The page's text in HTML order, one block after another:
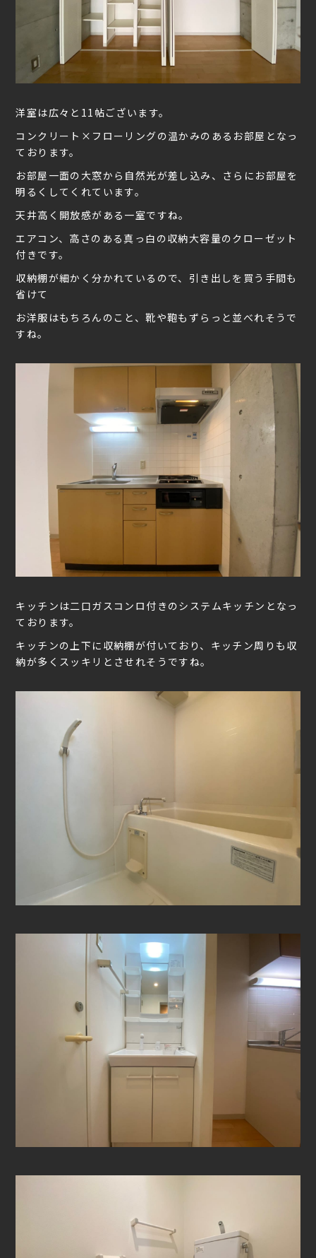
洋室は広々と11帖ございます。
コンクリート×フローリングの温かみのあるお部屋となっ
ております。
お部屋一面の大窓から自然光が差し込み、さらにお部屋を
明るくしてくれています。
天井高く開放感がある一室ですね。
エアコン、高さのある真っ白の収納大容量のクローゼット
付きです。
収納棚が細かく分かれているので、引き出しを買う手間も
省けて
お洋服はもちろんのこと、靴や鞄もずらっと並べれそうで
すね。
キッチンは二口ガスコンロ付きのシステムキッチンとなっ
ております。
キッチンの上下に収納棚が付いており、キッチン周りも収
納が多くスッキリとさせれそうですね。